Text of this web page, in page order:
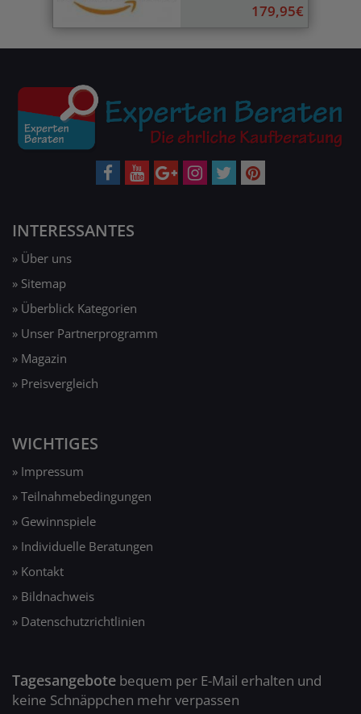
179,95€
INTERESSANTES
» Über uns
» Sitemap
» Überblick Kategorien
» Unser Partnerprogramm
» Magazin
» Preisvergleich
WICHTIGES
» Impressum
» Teilnahmebedingungen
» Gewinnspiele
» Individuelle Beratungen
» Kontakt
» Bildnachweis
» Datenschutzrichtlinien
Tagesangebote bequem per E-Mail erhalten und
keine Schnäppchen mehr verpassen